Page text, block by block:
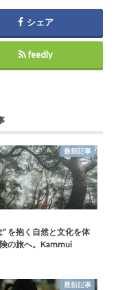
シェア
feedly
最新記事
” を抱く自然と文化を体
の旅へ。Kammui
最新記事